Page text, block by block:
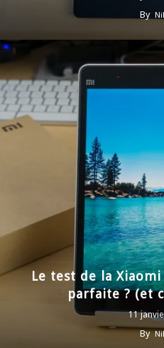
By
Le test de la
parfaite ? (et
11
By